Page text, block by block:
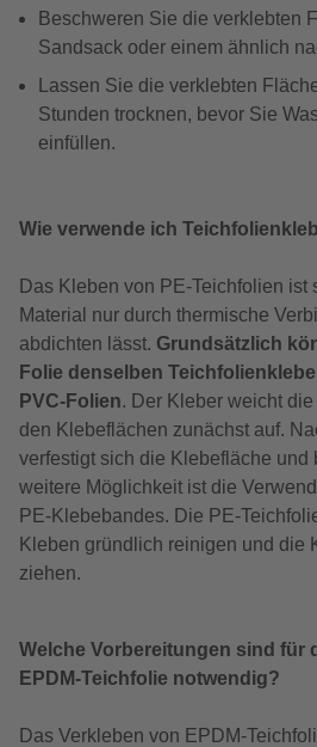
Beschweren Sie die verklebten
Sandsack oder einem ähnlich
Lassen Sie die verklebten
Stunden trocknen, bevor Sie
einfüllen.
Wie verwende ich
Das Kleben von PE-Teichfolien ist
Material nur durch thermische
abdichten lässt. Grundsätzlich
Folie denselben
PVC-Folien. Der Kleber weicht
den Klebeflächen zunächst auf.
verfestigt sich die Klebefläche und
weitere Möglichkeit ist die
PE-Klebebandes. Die PE-
Kleben gründlich reinigen und die
ziehen.
Welche Vorbereitungen sind für
EPDM-Teichfolie notwendig?
Das Verkleben von EPDM-